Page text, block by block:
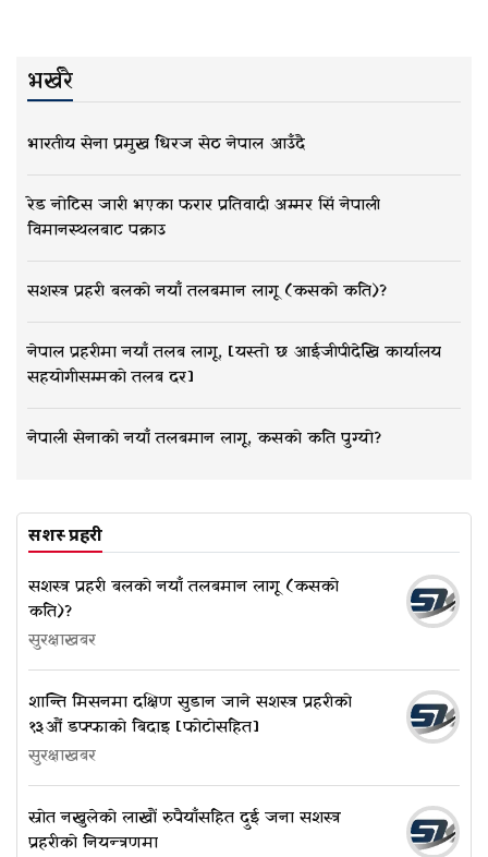
भर्खरै
भारतीय सेना प्रमुख धिरज सेठ नेपाल आउँदै
रेड नोटिस जारी भएका फरार प्रतिवादी अम्मर सिं नेपाली
विमानस्थलबाट पक्राउ
सशस्त्र प्रहरी बलको नयाँ तलबमान लागू (कसको कति)?
नेपाल प्रहरीमा नयाँ तलब लागू, [यस्तो छ आईजीपीदेखि कार्यालय
सहयोगीसम्मको तलब दर]
नेपाली सेनाको नयाँ तलबमान लागू, कसको कति पुग्यो?
सशस्त्र प्रहरी
सशस्त्र प्रहरी बलको नयाँ तलबमान लागू (कसको
कति)?
सुरक्षाखबर
शान्ति मिसनमा दक्षिण सुडान जाने सशस्त्र प्रहरीको
१३औं डफ्फाको बिदाइ [फोटोसहित]
सुरक्षाखबर
स्रोत नखुलेको लाखौं रुपैयाँसहित दुई जना सशस्त्र
प्रहरीको नियन्त्रणमा